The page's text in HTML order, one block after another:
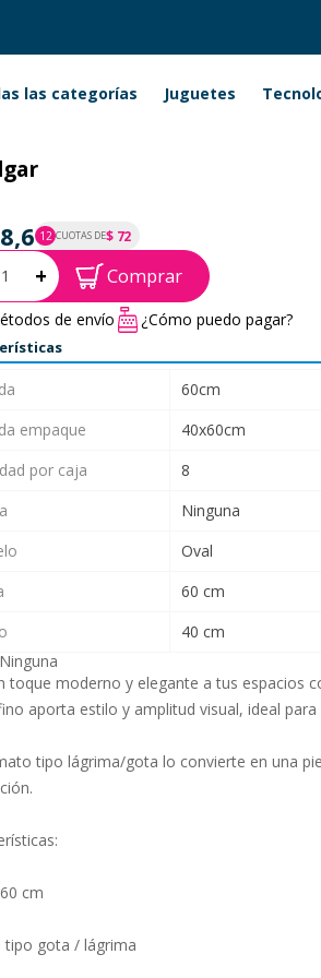
las categorías Juguetes
12 CUOTAS DE$ 72
P.T.F. $ 869
+ Comprar
de envío ¿Cómo puedo pagar?
60cm
empaque
40x60cm
por caja
8
Ninguna
Oval
60 cm
40 cm
Ninguna
toque moderno y elegante a tus espacios
aporta estilo y amplitud visual, ideal
tipo lágrima/gota lo convierte en una
cm
tipo gota / lágrima